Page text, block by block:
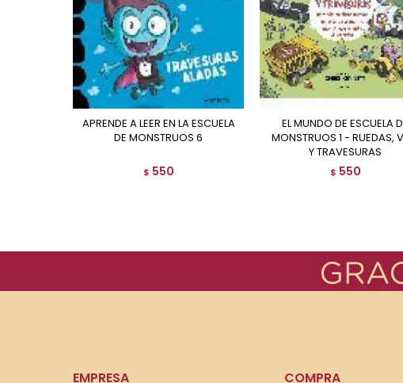
APRENDE A LEER EN LA ESCUELA
DE MONSTRUOS 6
$ 550
EL MUNDO DE ESCUELA DE
MONSTRUOS 1 - RUEDAS,
Y TRAVESURAS
$ 550
EMPRESA COMPRA